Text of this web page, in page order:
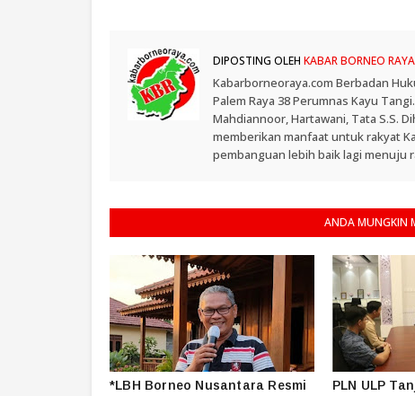
DIPOSTING OLEH KABAR BORNEO RAYA
Kabarborneoraya.com Berbadan
Palem Raya 38 Perumnas Kayu
Mahdiannoor, Hartawani, Tata S.S.
memberikan manfaat untuk rakyat
pembanguan lebih baik lagi menuju
ANDA MUNGKIN
*LBH Borneo Nusantara Resmi
PLN ULP